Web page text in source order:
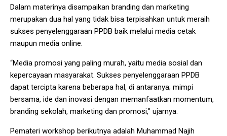
Dalam materinya disampaikan branding dan marketing
merupakan dua hal yang tidak bisa terpisahkan untuk meraih
sukses penyelenggaraan PPDB baik melalui media cetak
maupun media online.
“Media promosi yang paling murah, yaitu media sosial dan
kepercayaan masyarakat. Sukses penyelenggaraan PPDB
dapat tercipta karena beberapa hal, di antaranya; mimpi
bersama, ide dan inovasi dengan memanfaatkan momentum,
branding sekolah, marketing dan promosi,” ujarnya.
Pemateri workshop berikutnya adalah Muhammad Najih